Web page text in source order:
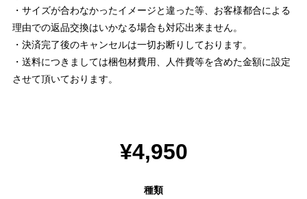
・サイズが合わなかったイメージと違った等、お客様都合による
理由での返品交換はいかなる場合も対応出来ません。
・決済完了後のキャンセルは一切お断りしております。
・送料につきましては梱包材費用、人件費等を含めた金額に設定
させて頂いております。
¥4,950
種類